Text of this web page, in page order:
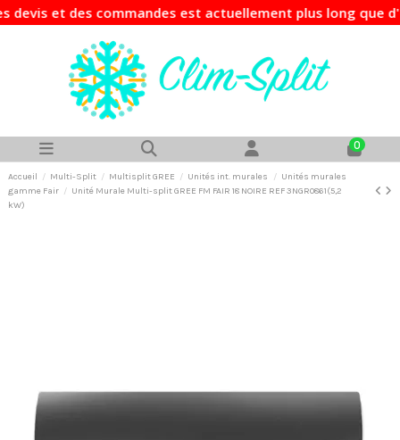
des commandes est actuellement plus long que
0
Accueil Multi-Split Multisplit GREE Unités int. murales
Unités murales
gamme Fair
Unité Murale Multi-split GREE FM FAIR 18 NOIRE REF 3NGR0861(5,2
kW)